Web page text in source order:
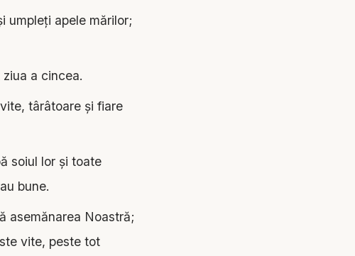
umpleţi apele mărilor;
a cincea.
târâtoare şi fiare
soiul lor şi toate
bune.
asemănarea Noastră;
vite, peste tot